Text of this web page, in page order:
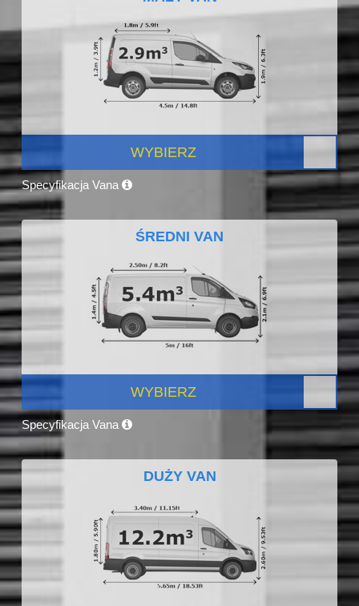
WYBIERZ
Specyfikacja Vana
ŚREDNI VAN
WYBIERZ
Specyfikacja Vana
DUŻY VAN